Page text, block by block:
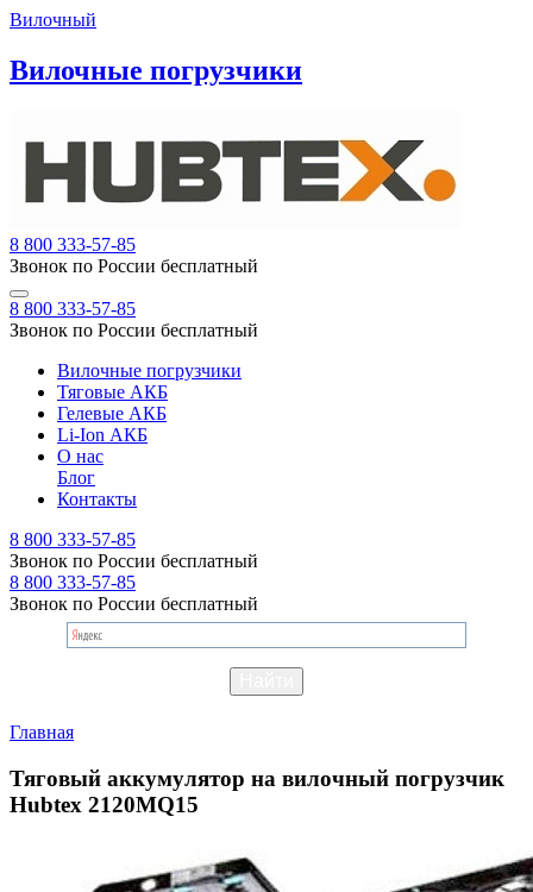
Вилочный
Вилочные погрузчики
8 800 333-57-85
Звонок по России бесплатный
8 800 333-57-85
Звонок по России бесплатный
Вилочные погрузчики
Тяговые АКБ
Гелевые АКБ
Li-Ion АКБ
О нас
Блог
Контакты
8 800 333-57-85
Звонок по России бесплатный
8 800 333-57-85
Звонок по России бесплатный
Главная
Тяговый аккумулятор на вилочный погрузчик
Hubtex 2120MQ15